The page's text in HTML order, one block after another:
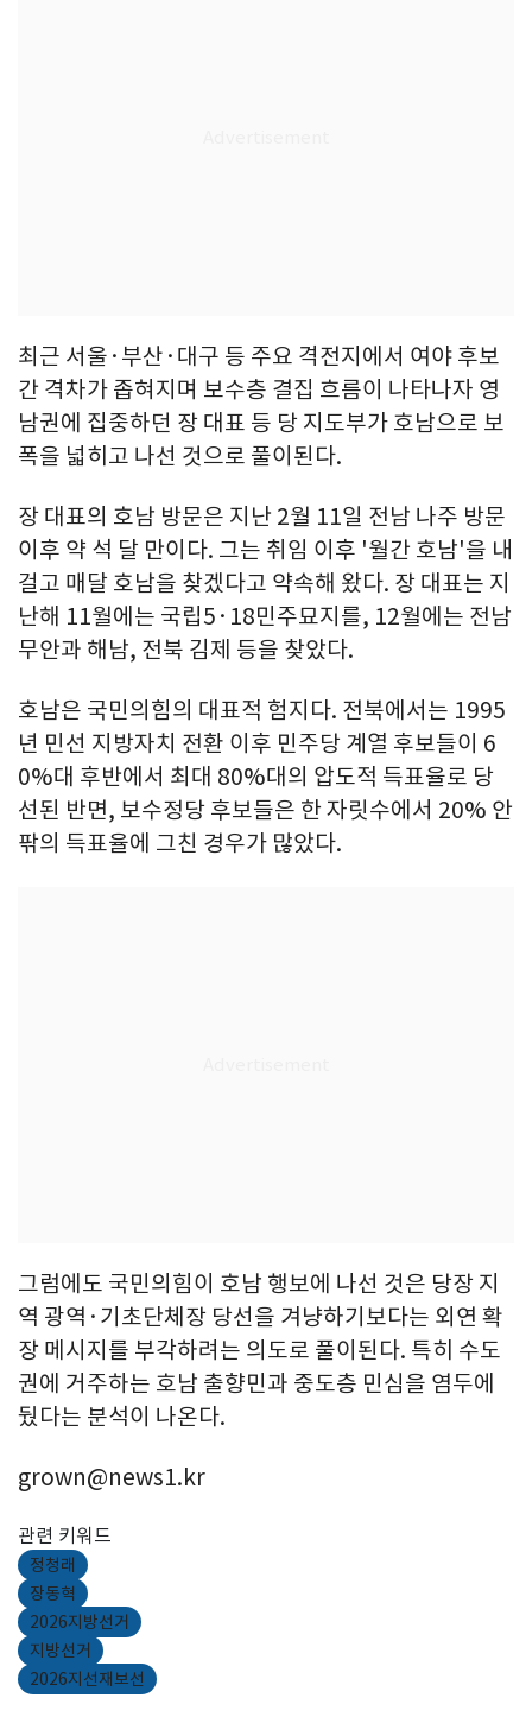
최근 서울·부산·대구 등 주요 격전지에서 여야 후보
간 격차가 좁혀지며 보수층 결집 흐름이 나타나자 영
남권에 집중하던 장 대표 등 당 지도부가 호남으로 보
폭을 넓히고 나선 것으로 풀이된다.
장 대표의 호남 방문은 지난 2월 11일 전남 나주 방문
이후 약 석 달 만이다. 그는 취임 이후 '월간 호남'을 내
걸고 매달 호남을 찾겠다고 약속해 왔다. 장 대표는 지
난해 11월에는 국립5·18민주묘지를, 12월에는 전남
무안과 해남, 전북 김제 등을 찾았다.
호남은 국민의힘의 대표적 험지다. 전북에서는 1995
년 민선 지방자치 전환 이후 민주당 계열 후보들이 6
0%대 후반에서 최대 80%대의 압도적 득표율로 당
선된 반면, 보수정당 후보들은 한 자릿수에서 20% 안
팎의 득표율에 그친 경우가 많았다.
그럼에도 국민의힘이 호남 행보에 나선 것은 당장 지
역 광역·기초단체장 당선을 겨냥하기보다는 외연 확
장 메시지를 부각하려는 의도로 풀이된다. 특히 수도
권에 거주하는 호남 출향민과 중도층 민심을 염두에
뒀다는 분석이 나온다.
grown@news1.kr
관련 키워드
정청래
장동혁
2026지방선거
지방선거
2026지선재보선